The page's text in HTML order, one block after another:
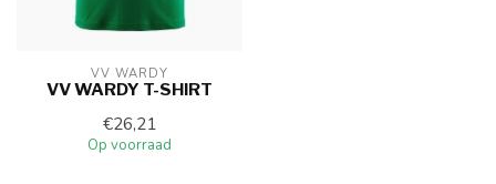
VV WARDY
VV WARDY T-SHIRT
€26,21
Op voorraad